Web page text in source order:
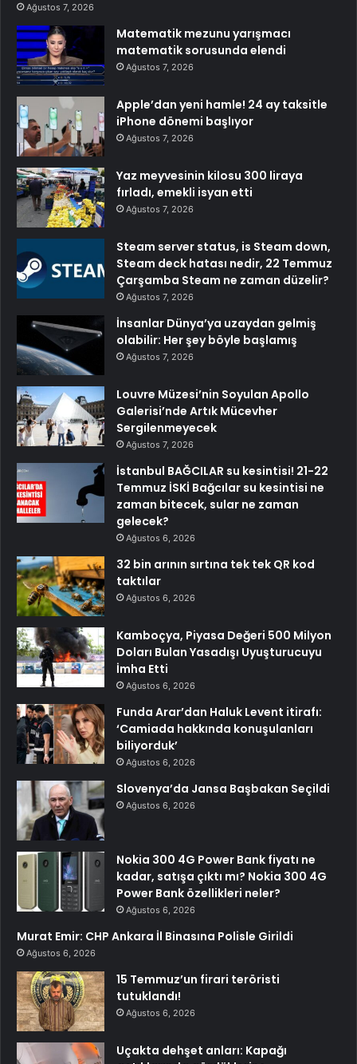
Ağustos 7, 2026
Matematik mezunu yarışmacı
matematik sorusunda elendi
Ağustos 7, 2026
Apple’dan yeni hamle! 24 ay taksitle
iPhone dönemi başlıyor
Ağustos 7, 2026
Yaz meyvesinin kilosu 300 liraya
fırladı, emekli isyan etti
Ağustos 7, 2026
Steam server status, is Steam down,
Steam deck hatası nedir, 22 Temmuz
Çarşamba Steam ne zaman düzelir?
Ağustos 7, 2026
İnsanlar Dünya’ya uzaydan gelmiş
olabilir: Her şey böyle başlamış
Ağustos 7, 2026
Louvre Müzesi’nin Soyulan Apollo
Galerisi’nde Artık Mücevher
Sergilenmeyecek
Ağustos 7, 2026
İstanbul BAĞCILAR su kesintisi! 21-22
Temmuz İSKİ Bağcılar su kesintisi ne
zaman bitecek, sular ne zaman
gelecek?
Ağustos 6, 2026
32 bin arının sırtına tek tek QR kod
taktılar
Ağustos 6, 2026
Kamboçya, Piyasa Değeri 500 Milyon
Doları Bulan Yasadışı Uyuşturucuyu
İmha Etti
Ağustos 6, 2026
Funda Arar’dan Haluk Levent itirafı:
‘Camiada hakkında konuşulanları
biliyorduk’
Ağustos 6, 2026
Slovenya’da Jansa Başbakan Seçildi
Ağustos 6, 2026
Nokia 300 4G Power Bank fiyatı ne
kadar, satışa çıktı mı? Nokia 300 4G
Power Bank özellikleri neler?
Ağustos 6, 2026
Murat Emir: CHP Ankara İl Binasına Polisle Girildi
Ağustos 6, 2026
15 Temmuz’un firari teröristi
tutuklandı!
Ağustos 6, 2026
Uçakta dehşet anları: Kapağı